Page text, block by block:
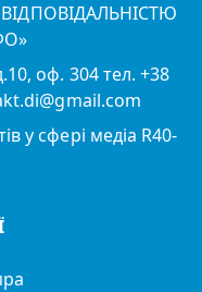
оф. 304 тел. +38
у сфері медіа R40-